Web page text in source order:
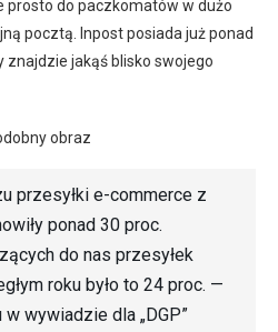
prosto do paczkomatów w dużo
pocztą. Inpost posiada już ponad
znajdzie jakąś blisko swojego
przesyłki e-commerce z
ponad 30 proc.
do nas przesyłek
roku było to 24 proc. —
wywiadzie dla „DGP”